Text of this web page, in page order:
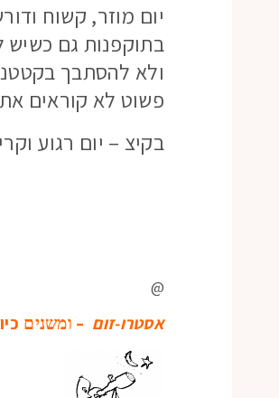
יום מוזר, קשוח
בתוקפנות גם
ולא להסתבך
פשוט לא קוראים
בקיצ – יום רגוע
@
אסטרו-זום – ומשנים